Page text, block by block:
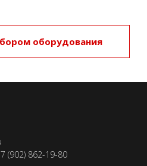
оборудования
(902) 862-19-80